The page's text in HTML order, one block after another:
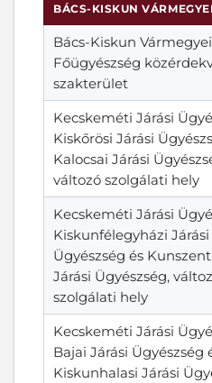
BÁCS-KISKUN
Bács-Kiskun Vármegyei
Főügyészség
szakterület
Kecskeméti Járási
Kiskőrösi Járási
Kalocsai Járási
változó szolgálati hely
Kecskeméti Járási
Kiskunfélegyházi Járási
Ügyészség és
Járási Ügyészség,
szolgálati hely
Kecskeméti Járási
Bajai Járási Ügyészség
Kiskunhalasi Járási